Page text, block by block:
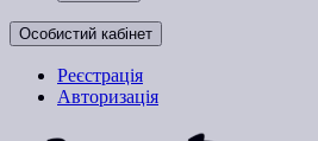
Особистий кабінет
Реєстрація
Авторизація